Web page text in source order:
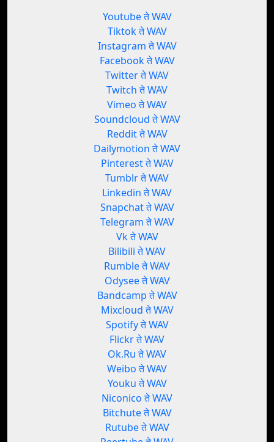
Youtube ते WAV
Tiktok ते WAV
Instagram ते WAV
Facebook ते WAV
Twitter ते WAV
Twitch ते WAV
Vimeo ते WAV
Soundcloud ते WAV
Reddit ते WAV
Dailymotion ते WAV
Pinterest ते WAV
Tumblr ते WAV
Linkedin ते WAV
Snapchat ते WAV
Telegram ते WAV
Vk ते WAV
Bilibili ते WAV
Rumble ते WAV
Odysee ते WAV
Bandcamp ते WAV
Mixcloud ते WAV
Spotify ते WAV
Flickr ते WAV
Ok.Ru ते WAV
Weibo ते WAV
Youku ते WAV
Niconico ते WAV
Bitchute ते WAV
Rutube ते WAV